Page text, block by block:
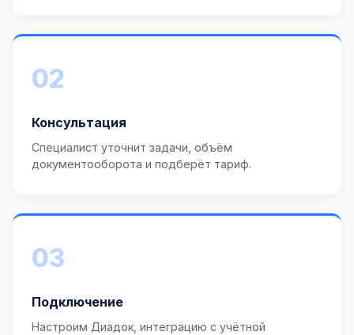
02
Консультация
Специалист уточнит задачи, объём
документооборота и подберёт тариф.
03
Подключение
Настроим Диадок, интеграцию с учётной